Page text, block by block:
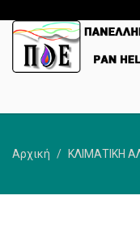
Αρχική ΚΛΙΜΑΤΙΚΗ